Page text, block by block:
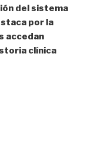
del sistema
por la
accedan
clínica